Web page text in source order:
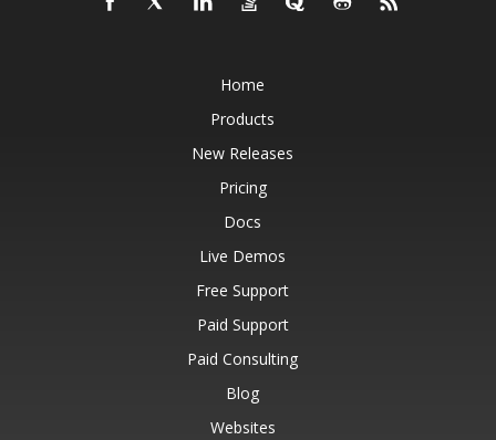
Home
Products
New Releases
Pricing
Docs
Live Demos
Free Support
Paid Support
Paid Consulting
Blog
Websites